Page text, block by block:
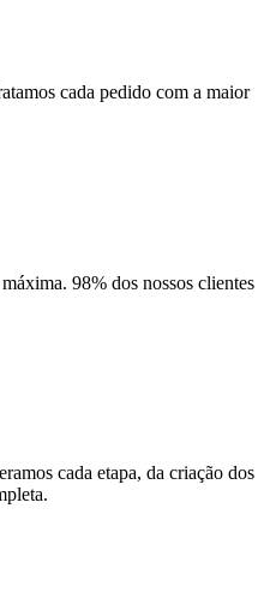
cada pedido com a maior
98% dos nossos clientes
cada etapa, da criação dos